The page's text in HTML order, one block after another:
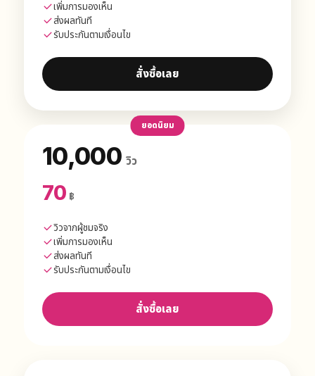
เพิ่มการมองเห็น
ส่งผลทันที
รับประกันตามเงื่อนไข
สั่งซื้อเลย
ยอดนิยม
10,000วิว
70 ฿
วิวจากผู้ชมจริง
เพิ่มการมองเห็น
ส่งผลทันที
รับประกันตามเงื่อนไข
สั่งซื้อเลย